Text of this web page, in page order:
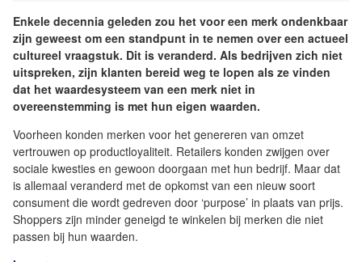
Enkele decennia geleden zou het voor een merk ondenkbaar
zijn geweest om een ​​standpunt in te nemen over een actueel
cultureel vraagstuk. Dit is veranderd. Als bedrijven zich niet
uitspreken, zijn klanten bereid weg te lopen als ze vinden
dat het waardesysteem van een merk niet in
overeenstemming is met hun eigen waarden.
Voorheen konden merken voor het genereren van omzet
vertrouwen op productloyaliteit. Retailers konden zwijgen over
sociale kwesties en gewoon doorgaan met hun bedrijf. Maar dat
is allemaal veranderd met de opkomst van een nieuw soort
consument die wordt gedreven door ‘purpose’ in plaats van prijs.
Shoppers zijn minder geneigd te winkelen bij merken die niet
passen bij hun waarden.